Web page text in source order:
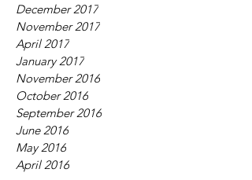
December 2017
November 2017
April 2017
January 2017
November 2016
October 2016
September 2016
June 2016
May 2016
April 2016